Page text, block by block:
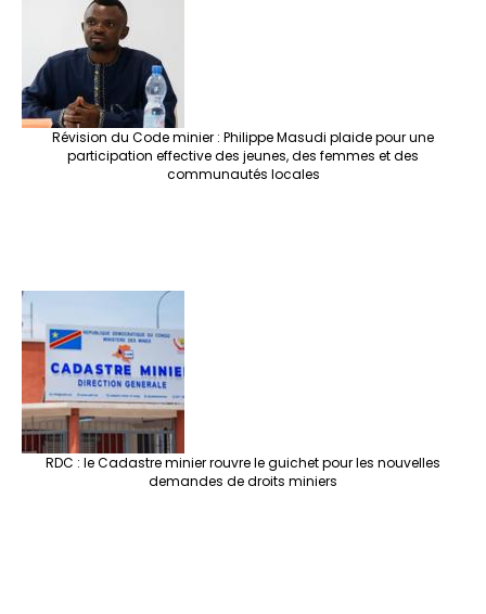
k
Révision du Code minier : Philippe Masudi plaide pour une
participation effective des jeunes, des femmes et des
communautés locales
RDC : le Cadastre minier rouvre le guichet pour les nouvelles
demandes de droits miniers